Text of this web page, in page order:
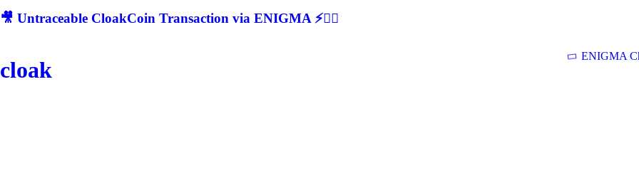
🎥 Untraceable CloakCoin Transaction via ENIGMA ⚡🕵‍♂
cloak
ENIGMA